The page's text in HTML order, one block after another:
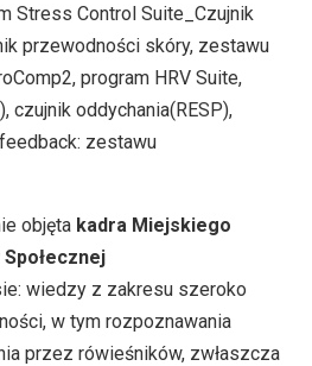
Stress Control Suite_Czujnik
przewodności skóry, zestawu
program HRV Suite,
czujnik oddychania(RESP),
zestawu
objęta kadra Miejskiego
wiedzy z zakresu szeroko
w tym rozpoznawania
przez rówieśników, zwłaszcza